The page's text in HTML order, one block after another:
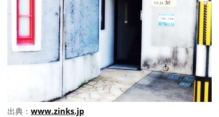
出典： www.zinks.jp